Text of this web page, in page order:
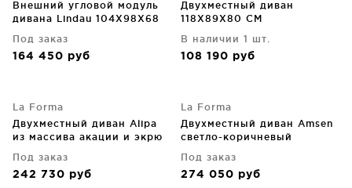
Внешний угловой модуль
дивана Lindau 104X98X68
Под заказ
164 450 руб
Двухместный диван
118X89X80 CM
В наличии 1 шт.
108 190 руб
La Forma
Двухместный диван Alipa
из массива акации и экрю
165X88X72 CM
Под заказ
242 730 руб
La Forma
Двухместный диван Amsen
светло-коричневый
Под заказ
274 050 руб